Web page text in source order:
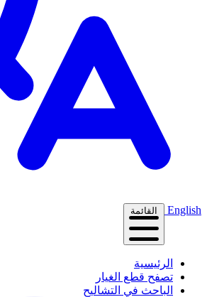
English القائمة
الرئيسية
تصفح قطع الغيار
الباحث في التشاليح